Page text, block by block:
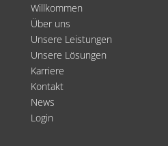
Willkommen
Über uns
Unsere Leistungen
Unsere Lösungen
Karriere
Kontakt
News
Login